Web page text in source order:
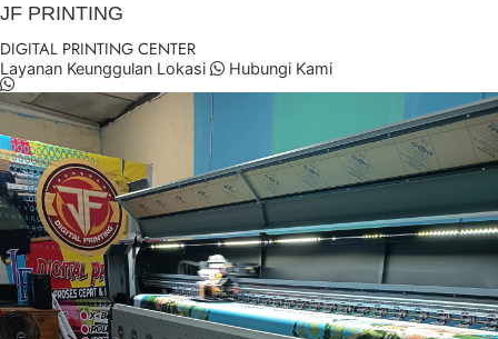
JF PRINTING
DIGITAL PRINTING CENTER
Layanan Keunggulan Lokasi Hubungi Kami